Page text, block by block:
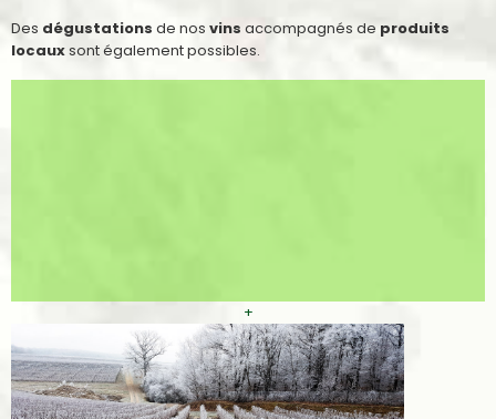
Des dégustations de nos vins accompagnés de produits
locauxsont également possibles.
+